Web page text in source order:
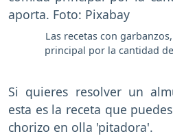
Las recetas con
principal por la cantidad
Si quieres resolver un
esta es la receta que
chorizo en olla 'pitadora'.